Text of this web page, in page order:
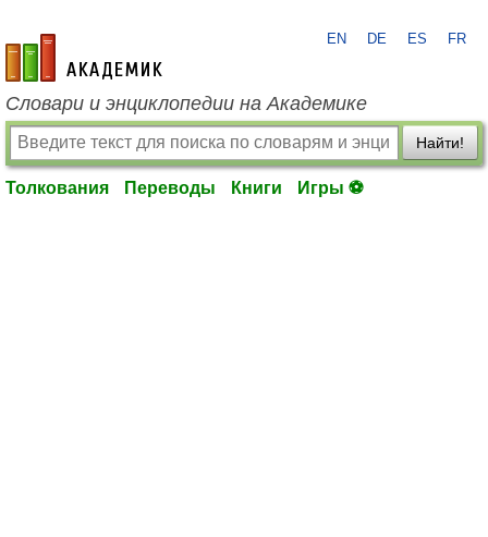
academic.ru
EN DE ES FR
Словари и энциклопедии на Академике
Найти!
Толкования Переводы Книги Игры ⚽